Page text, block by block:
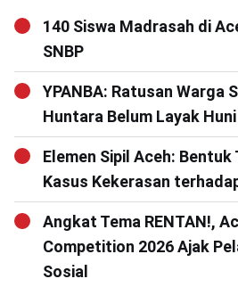
140 Siswa Madrasah di
SNBP
YPANBA: Ratusan Warga
Huntara Belum Layak Huni
Elemen Sipil Aceh: Bentuk
Kasus Kekerasan
Angkat Tema RENTAN!,
Competition 2026 Ajak
Sosial